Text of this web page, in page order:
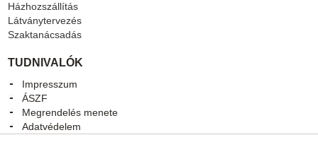
Házhozszállítás
Látványtervezés
Szaktanácsadás
TUDNIVALÓK
Impresszum
ÁSZF
Megrendelés menete
Adatvédelem